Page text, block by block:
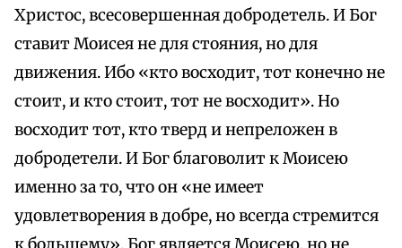
Христос, всесовершенная добродетель. И Бог
ставит Моисея не для стояния, но для
движения. Ибо «кто восходит, тот конечно не
стоит, и кто стоит, тот не восходит». Но
восходит тот, кто тверд и непреложен в
добродетели. И Бог благоволит к Моисею
именно за то, что он «не имеет
удовлетворения в добре, но всегда стремится